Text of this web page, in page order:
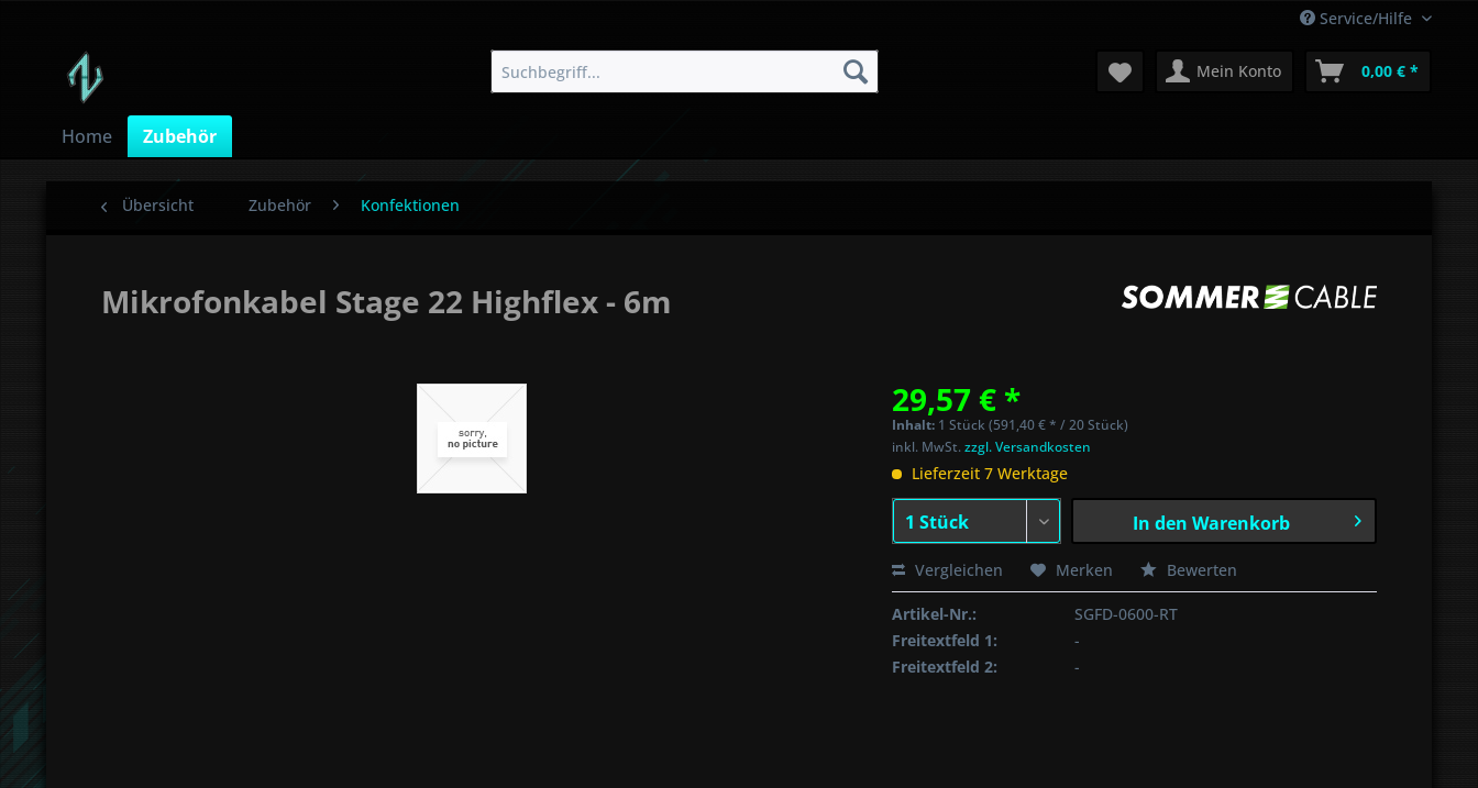
Service/Hilfe
Mein Konto 0,00 € *
Home Zubehör
Übersicht Zubehör Konfektionen
Mikrofonkabel Stage 22 Highflex - 6m
29,57 € *
Inhalt: 1 Stück (591,40 € * / 20 Stück)
inkl. MwSt.zzgl. Versandkosten
Lieferzeit 7 Werktage
In den Warenkorb
Vergleichen Merken Bewerten
Artikel-Nr.:
SGFD-0600-RT
Freitextfeld 1:
-
Freitextfeld 2:
-